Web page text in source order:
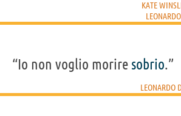
KATE
“Io non voglio morire sobrio.”
LEONARDO